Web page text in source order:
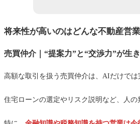
将来性が高いのはどんな不動産営
売買仲介｜“提案力”と“交渉力”が生
高額な取引を扱う売買仲介は、AIだけでは
住宅ローンの選定やリスク説明など、人の